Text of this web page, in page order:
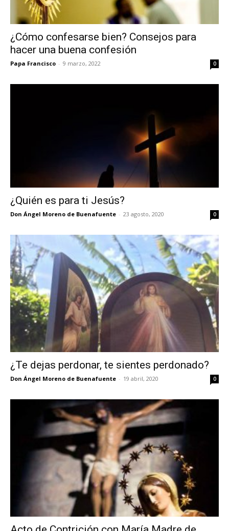
¿Cómo confesarse bien? Consejos para
hacer una buena confesión
Papa Francisco - 9 marzo, 2022 0
¿Quién es para ti Jesús?
Don Ángel Moreno de Buenafuente - 23 agosto, 2020 0
¿Te dejas perdonar, te sientes perdonado?
Don Ángel Moreno de Buenafuente - 19 abril, 2020 0